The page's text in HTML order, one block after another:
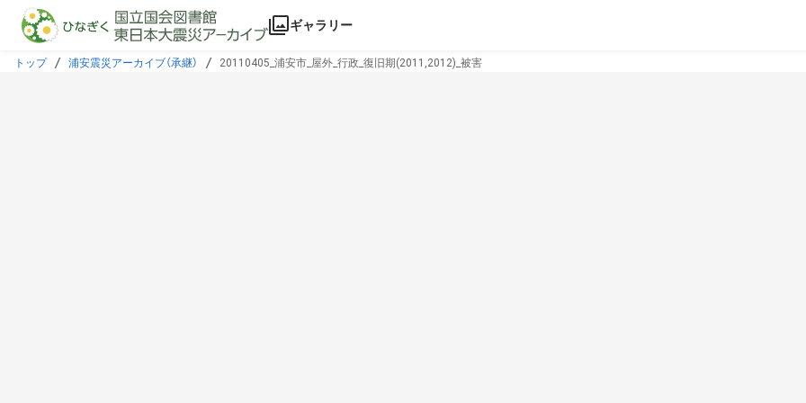
本文に飛ぶ
ギャラリー
トップ 浦安震災アーカイブ（承継） 20110405_浦安市_屋外_行政_復旧期(2011,2012)_被害